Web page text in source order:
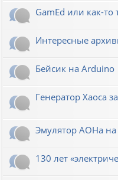
GamEd или как-то
Интересные
Бейсик на Arduino
Генератор Хаоса
Эмулятор АОНа на
130 лет